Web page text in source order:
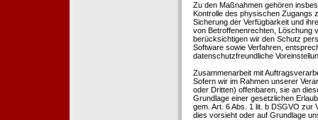
Zu den Maßnahmen gehören
Kontrolle des physischen Zugangs
Sicherung der Verfügbarkeit und
von Betroffenenrechten, Löschung
berücksichtigen wir den Schutz
Software sowie Verfahren,
datenschutzfreundliche
Zusammenarbeit mit
Sofern wir im Rahmen unserer
oder Dritten) offenbaren, sie an
Grundlage einer gesetzlichen
gem. Art. 6 Abs. 1 lit. b DSGVO zur
dies vorsieht oder auf Grundlage